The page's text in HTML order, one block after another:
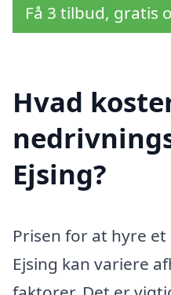
Få 3 tilbud, gratis
Hvad
Ejsing?
Prisen for at hyre
Ejsing kan variere